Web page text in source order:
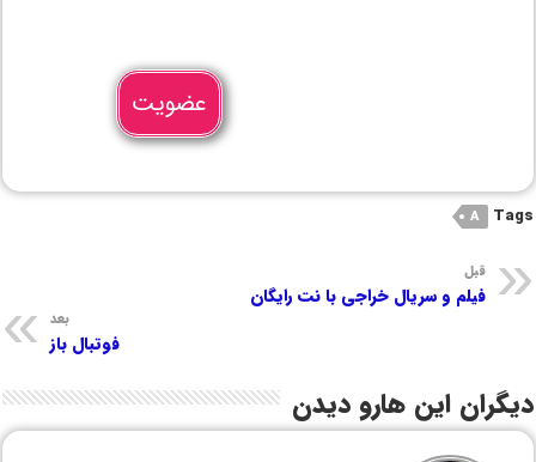
عضویت
Tags
A
قبل
فیلم و سریال خراجی با نت رایگان
بعد
فوتبال باز
دیگران این هارو دیدن